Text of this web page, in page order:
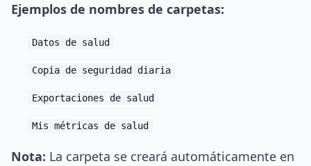
Ejemplos de nombres de carpetas:
Datos de salud
Copia de seguridad diaria
Exportaciones de salud
Mis métricas de salud
Nota: La carpeta se creará automáticamente en